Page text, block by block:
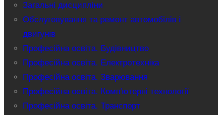
Загальні дисципліни
Обслуговування та ремонт автомобілів і
двигунів
Професійна освіта. Будівництво
Професійна освіта. Електротехніка
Професійна освіта. Зварювання
Професійна освіта. Комп'ютерні технології
Професійна освіта. Транспорт